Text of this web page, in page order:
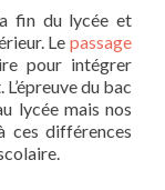
fin du lycée et
Le passage
pour intégrer
du bac
lycée mais nos
ces différences